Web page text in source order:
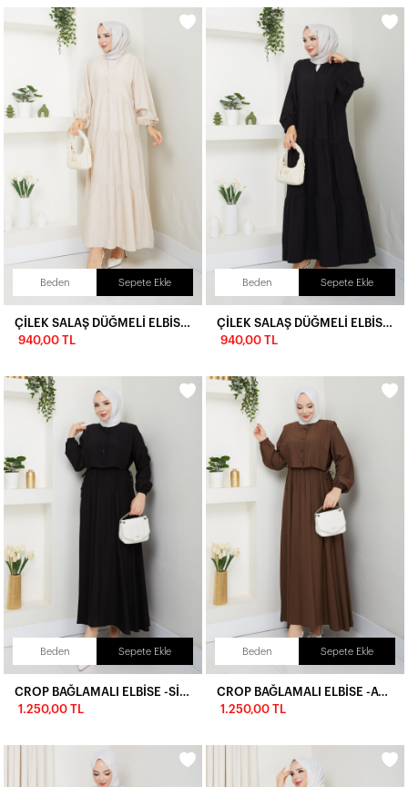
Beden Sepete Ekle
940,00 TL
Beden Sepete Ekle
940,00 TL
Beden Sepete Ekle
1.250,00 TL
Beden Sepete Ekle
1.250,00 TL